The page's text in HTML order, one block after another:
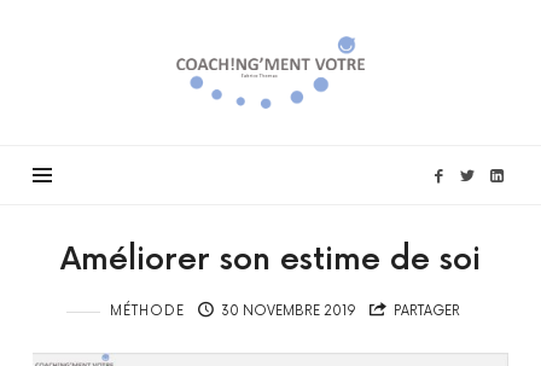
Coach!ng'ment
vôtre
Améliorer son estime de soi
MÉTHODE 30 NOVEMBRE 2019 PARTAGER